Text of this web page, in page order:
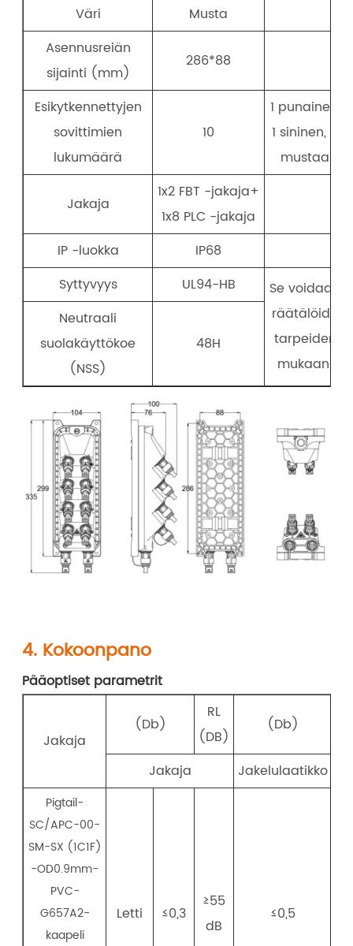
Väri
Musta
Asennusreiän
sijainti (mm)
286*88
Esikytkennettyjen
sovittimien
lukumäärä
10
1 punainen,
1 sininen, 8
mustaa
Jakaja
1x2 FBT -jakaja+
1x8 PLC -jakaja
IP -luokka
IP68
Syttyvyys
UL94-HB
Se voidaan
räätälöidä
tarpeiden
mukaan.
Neutraali
suolakäyttökoe
(NSS)
48H
4. Kokoonpano
Pääoptiset parametrit
Jakaja
(Db)
RL
(DB)
(Db)
Jakaja
Jakelulaatikko
Pigtail-
SC/APC-00-
SM-SX (1C1F)
-OD0.9mm-
PVC-
G657A2-
kaapeli
Letti ≤0,3
≥55
dB
≤0,5